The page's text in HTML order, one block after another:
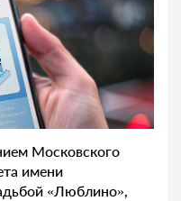
Московского
имени
«Люблино»,